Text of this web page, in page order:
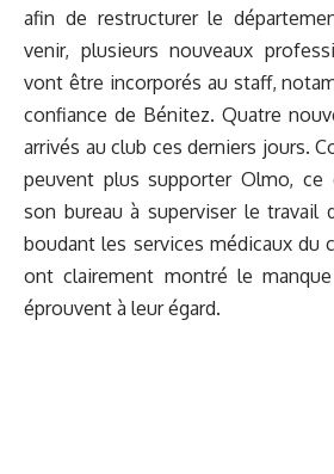
afin de restructurer le
venir, plusieurs nouveaux
vont être incorporés au staff,
confiance de Bénitez. Quatre
arrivés au club ces derniers jours.
peuvent plus supporter Olmo, ce
son bureau à superviser le travail
boudant les services médicaux du
ont clairement montré le
éprouvent à leur égard.